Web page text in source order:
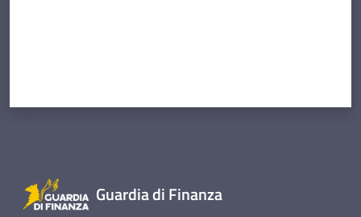
Guardia di Finanza